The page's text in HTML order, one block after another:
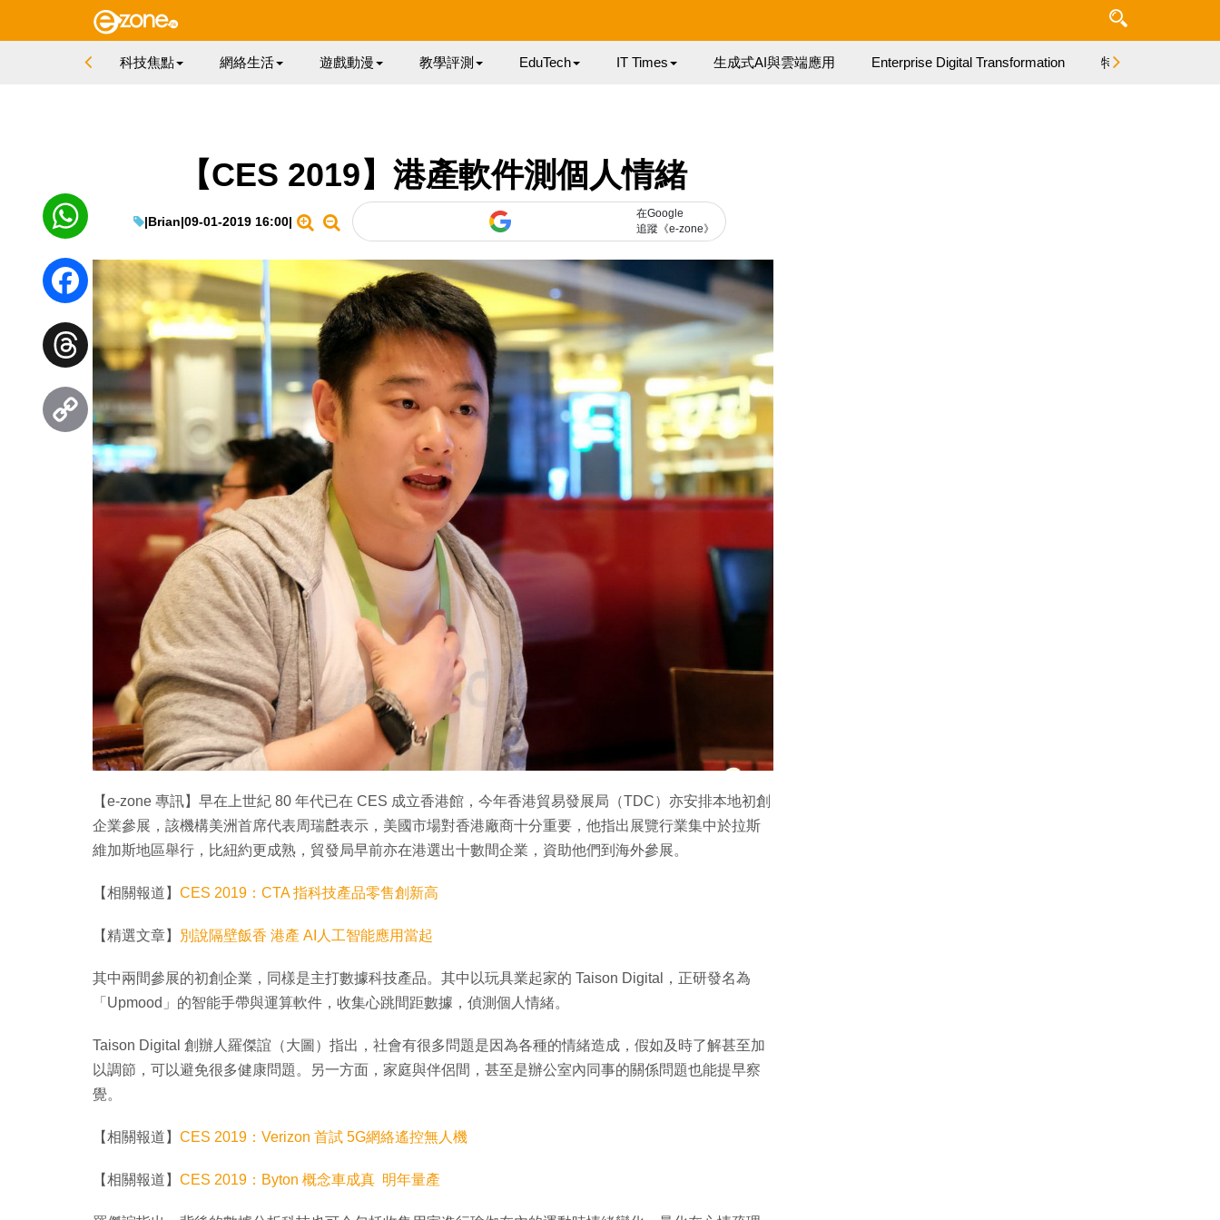
科技焦點 網絡生活 遊戲動漫 教學評測 EduTech IT Times 生成式AI與雲端應用 Enterprise Digital Transformation 特集
【CES 2019】港產軟件測個人情緒
|Brian|09-01-2019 16:00|
在Google
追蹤《e-zone》
【e-zone 專訊】早在上世紀 80 年代已在 CES 成立香港館，今年香港貿易發展局（TDC）亦安排本地初創
企業參展，該機構美洲首席代表周瑞𪊟表示，美國市場對香港廠商十分重要，他指出展覽行業集中於拉斯
維加斯地區舉行，比紐約更成熟，貿發局早前亦在港選出十數間企業，資助他們到海外參展。
【相關報道】 CES 2019：CTA 指科技產品零售創新高
【精選文章】 別說隔壁飯香 港產 AI人工智能應用當起
其中兩間參展的初創企業，同樣是主打數據科技產品。其中以玩具業起家的 Taison Digital，正研發名為
「Upmood」的智能手帶與運算軟件，收集心跳間距數據，偵測個人情緒。
Taison Digital 創辦人羅傑誼（大圖）指出，社會有很多問題是因為各種的情緒造成，假如及時了解甚至加
以調節，可以避免很多健康問題。另一方面，家庭與伴侶間，甚至是辦公室內同事的關係問題也能提早察
覺。
【相關報道】 CES 2019：Verizon 首試 5G網絡遙控無人機
【相關報道】 CES 2019：Byton 概念車成真 明年量產
WhatsApp
Facebook
Threads
Copy
Link